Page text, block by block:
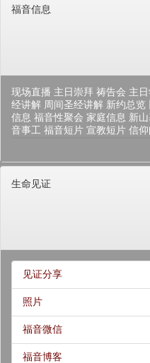
福音信息
现场直播 主日崇拜 祷告会 主
经讲解 周间圣经讲解 新约总览
信息 福音性聚会 家庭信息 新
音事工 福音短片 宣教短片 信
生命见证
见证分享
照片
福音微信
福音博客